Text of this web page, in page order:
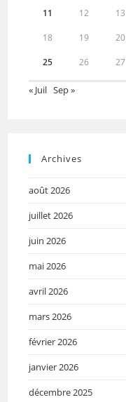
11 12 13
18 19 20
25 26 27
« Juil Sep »
Archives
août 2026
juillet 2026
juin 2026
mai 2026
avril 2026
mars 2026
février 2026
janvier 2026
décembre 2025